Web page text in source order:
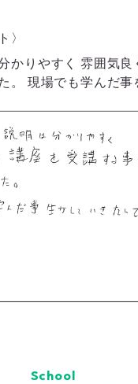
〉
かりやすく 雰囲気良
。 現場でも学んだ事
School